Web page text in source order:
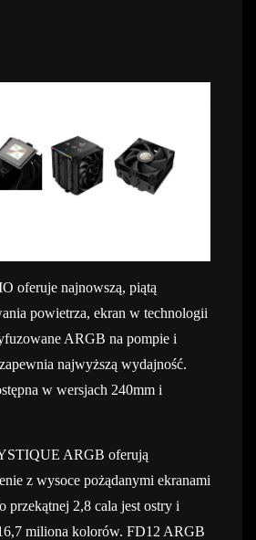
oferuje najnowszą, piątą
powietrza, ekran w technologii
ARGB na pompie i
najwyższą wydajność.
w wersjach 240mm i
ARGB oferują
z wysoce pożądanymi ekranami
2,8 cala jest ostry i
miliona kolorów. FD12 ARGB